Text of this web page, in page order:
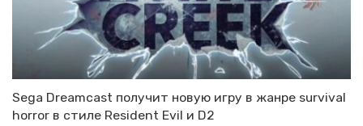
Sega Dreamcast получит новую игру в жанре survival
horror в стиле Resident Evil и D2